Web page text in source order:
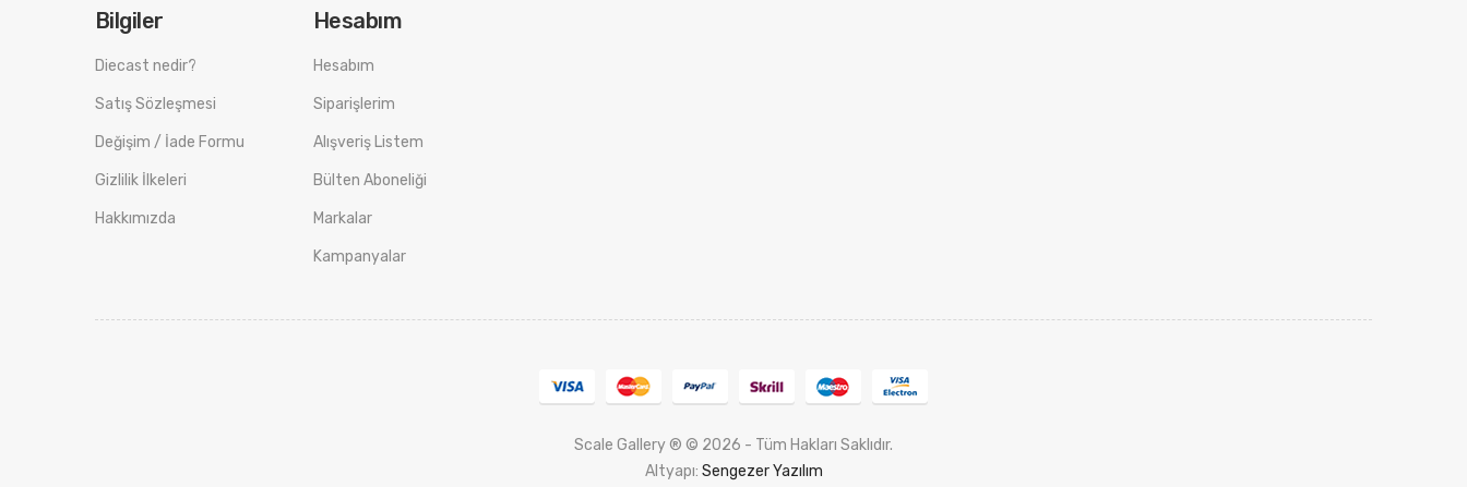
Bilgiler
Diecast nedir?
Satış Sözleşmesi
Değişim / İade Formu
Gizlilik İlkeleri
Hakkımızda
Hesabım
Hesabım
Siparişlerim
Alışveriş Listem
Bülten Aboneliği
Markalar
Kampanyalar
Scale Gallery ® © 2026 - Tüm Hakları Saklıdır.
Altyapı: Sengezer Yazılım